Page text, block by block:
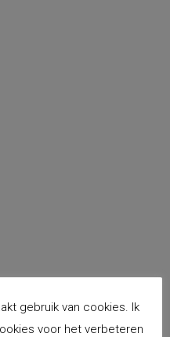
gebruik van cookies. Ik
voor het verbeteren